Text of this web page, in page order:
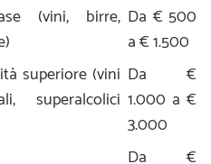
(vini, birre, Da € 500
a € 1.500
superiore (vini
superalcolici
Da €
1.000 a €
3.000
Da €